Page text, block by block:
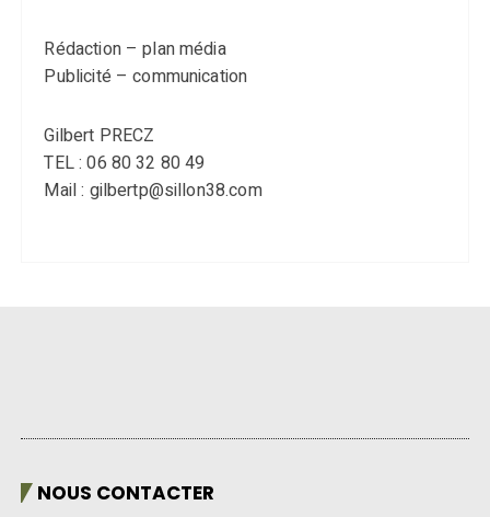
Rédaction – plan média
Publicité – communication
Gilbert PRECZ
TEL : 06 80 32 80 49
Mail : gilbertp@sillon38.com
NOUS CONTACTER